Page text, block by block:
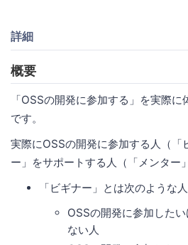
詳細
概要
「OSSの開発に参加する」を実際
です。
実際にOSSの開発に参加する人（「
ー」をサポートする人（「メンター
「ビギナー」とは次のような
OSSの開発に参加した
ない人